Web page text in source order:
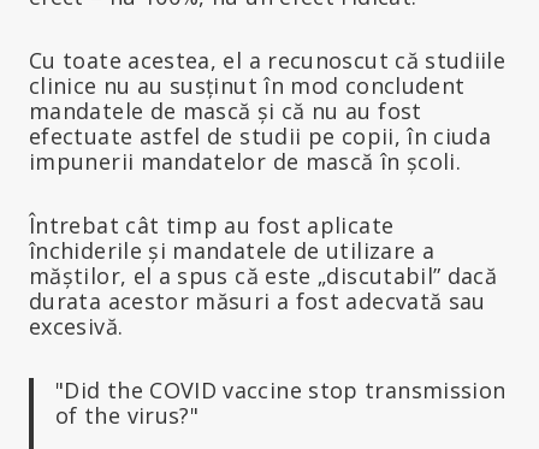
Cu toate acestea, el a recunoscut că studiile
clinice nu au susținut în mod concludent
mandatele de mască și că nu au fost
efectuate astfel de studii pe copii, în ciuda
impunerii mandatelor de mască în școli.
Întrebat cât timp au fost aplicate
închiderile și mandatele de utilizare a
măștilor, el a spus că este „discutabil” dacă
durata acestor măsuri a fost adecvată sau
excesivă.
"Did the COVID vaccine stop transmission
of the virus?"